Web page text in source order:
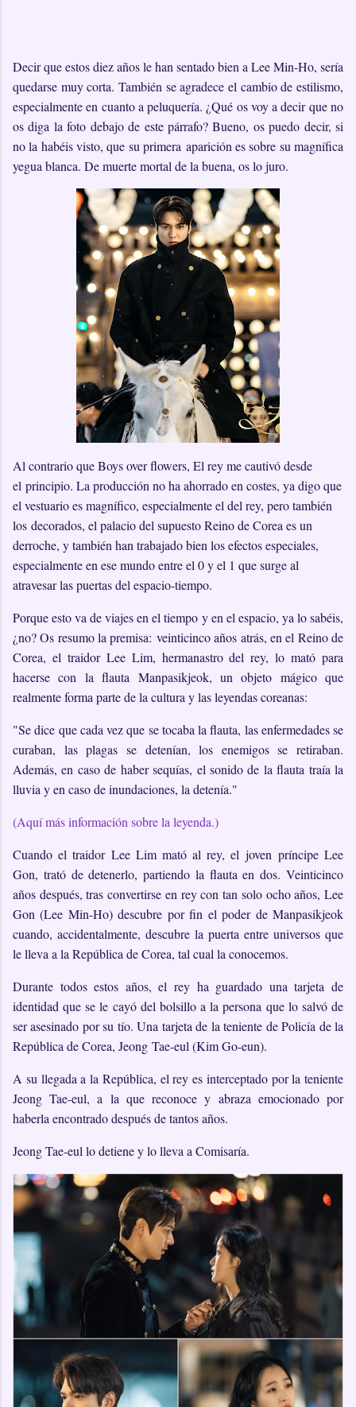
Decir que estos diez años le han sentado bien a Lee Min-Ho, sería
quedarse muy corta. También se agradece el cambio de estilismo,
especialmente en cuanto a peluquería. ¿Qué os voy a decir que no
os diga la foto debajo de este párrafo? Bueno, os puedo decir, si
no la habéis visto, que su primera aparición es sobre su magnífica
yegua blanca. De muerte mortal de la buena, os lo juro.
Al contrario que Boys over flowers, El rey me cautivó desde
el principio. La producción no ha ahorrado en costes, ya digo que
el vestuario es magnífico, especialmente el del rey, pero también
los decorados, el palacio del supuesto Reino de Corea es un
derroche, y también han trabajado bien los efectos especiales,
especialmente en ese mundo entre el 0 y el 1 que surge al
atravesar las puertas del espacio-tiempo.
Porque esto va de viajes en el tiempo y en el espacio, ya lo sabéis,
¿no? Os resumo la premisa: veinticinco años atrás, en el Reino de
Corea, el traidor Lee Lim, hermanastro del rey, lo mató para
hacerse con la flauta Manpasikjeok, un objeto mágico que
realmente forma parte de la cultura y las leyendas coreanas:
"Se dice que cada vez que se tocaba la flauta, las enfermedades se
curaban, las plagas se detenían, los enemigos se retiraban.
Además, en caso de haber sequías, el sonido de la flauta traía la
lluvia y en caso de inundaciones, la detenía."
(Aquí más información sobre la leyenda.)
Cuando el traidor Lee Lim mató al rey, el joven príncipe Lee
Gon, trató de detenerlo, partiendo la flauta en dos. Veinticinco
años después, tras convertirse en rey con tan solo ocho años, Lee
Gon (Lee Min-Ho) descubre por fin el poder de Manpasikjeok
cuando, accidentalmente, descubre la puerta entre universos que
le lleva a la República de Corea, tal cual la conocemos.
Durante todos estos años, el rey ha guardado una tarjeta de
identidad que se le cayó del bolsillo a la persona que lo salvó de
ser asesinado por su tío. Una tarjeta de la teniente de Policía de la
República de Corea, Jeong Tae-eul (Kim Go-eun).
A su llegada a la República, el rey es interceptado por la teniente
Jeong Tae-eul, a la que reconoce y abraza emocionado por
haberla encontrado después de tantos años.
Jeong Tae-eul lo detiene y lo lleva a Comisaría.